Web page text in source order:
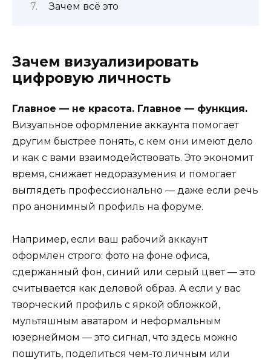
Зачем всё это
Зачем визуализировать
цифровую личность
Главное — не красота. Главное — функция.
Визуальное оформление аккаунта помогает
другим быстрее понять, с кем они имеют дело
и как с вами взаимодействовать. Это экономит
время, снижает недоразумения и помогает
выглядеть профессионально — даже если речь
про анонимный профиль на форуме.
Например, если ваш рабочий аккаунт
оформлен строго: фото на фоне офиса,
сдержанный фон, синий или серый цвет — это
считывается как деловой образ. А если у вас
творческий профиль с яркой обложкой,
мультяшным аватаром и неформальным
юзернеймом — это сигнал, что здесь можно
пошутить, поделиться чем-то личным или